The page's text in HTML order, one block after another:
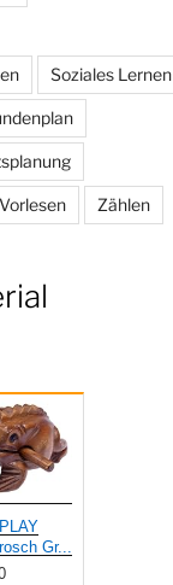
Soziales Lernen
Vorlesen Zählen
Gr...